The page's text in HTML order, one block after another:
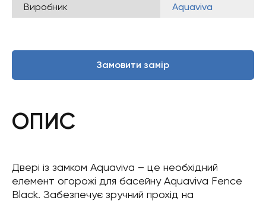
Виробник
Aquaviva
Замовити замір
ОПИС
Двері із замком Aquaviva – це необхідний
елемент огорожі для басейну Aquaviva Fence
Black. Забезпечує зручний прохід на